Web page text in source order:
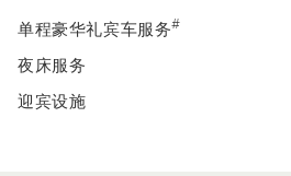
单程豪华礼宾车服务#
夜床服务
迎宾设施